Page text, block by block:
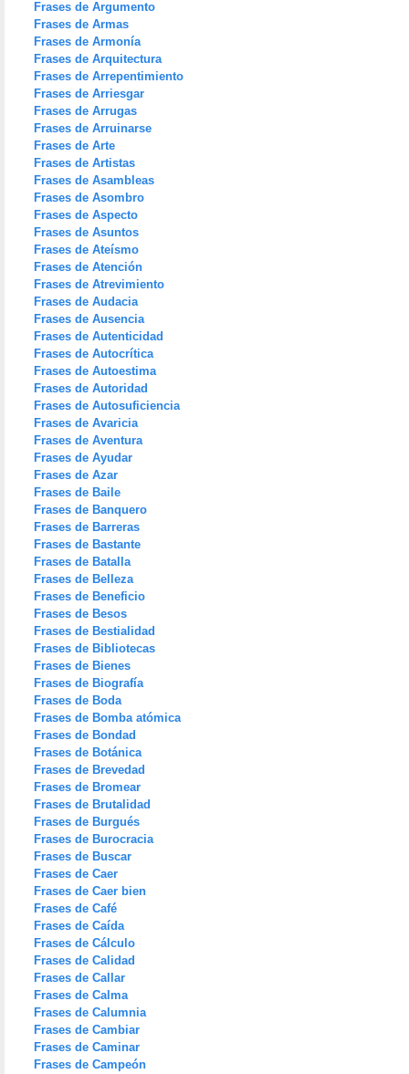
Frases de Argumento
Frases de Armas
Frases de Armonía
Frases de Arquitectura
Frases de Arrepentimiento
Frases de Arriesgar
Frases de Arrugas
Frases de Arruinarse
Frases de Arte
Frases de Artistas
Frases de Asambleas
Frases de Asombro
Frases de Aspecto
Frases de Asuntos
Frases de Ateísmo
Frases de Atención
Frases de Atrevimiento
Frases de Audacia
Frases de Ausencia
Frases de Autenticidad
Frases de Autocrítica
Frases de Autoestima
Frases de Autoridad
Frases de Autosuficiencia
Frases de Avaricia
Frases de Aventura
Frases de Ayudar
Frases de Azar
Frases de Baile
Frases de Banquero
Frases de Barreras
Frases de Bastante
Frases de Batalla
Frases de Belleza
Frases de Beneficio
Frases de Besos
Frases de Bestialidad
Frases de Bibliotecas
Frases de Bienes
Frases de Biografía
Frases de Boda
Frases de Bomba atómica
Frases de Bondad
Frases de Botánica
Frases de Brevedad
Frases de Bromear
Frases de Brutalidad
Frases de Burgués
Frases de Burocracia
Frases de Buscar
Frases de Caer
Frases de Caer bien
Frases de Café
Frases de Caída
Frases de Cálculo
Frases de Calidad
Frases de Callar
Frases de Calma
Frases de Calumnia
Frases de Cambiar
Frases de Caminar
Frases de Campeón